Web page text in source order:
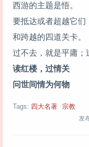
西游的主题是悟。
要抵达或者超越它们
和跨越的四道关卡。
过不去，就是平庸；
读红楼，过情关
问世间情为何物
Tags: 四大名著 宗教
发